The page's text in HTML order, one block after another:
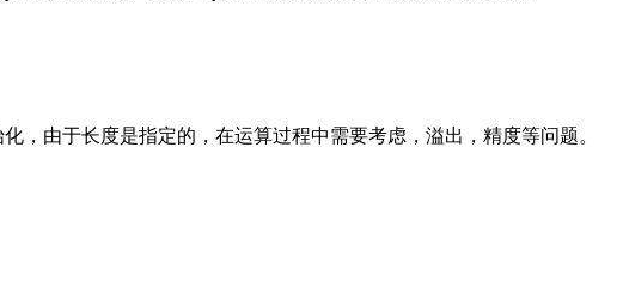
，由于长度是指定的，在运算过程中需要考虑，溢出，精度等问题。